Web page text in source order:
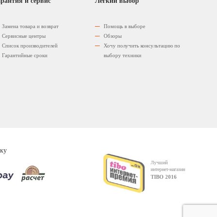
Замена товара и возврат
Сервисные центры
Список производителей
Гарантийные сроки
Помощь в выборе
Обзоры
Хочу получить консультацию по
выбору техники
Лучший
интернет-магазин
TIBO 2016